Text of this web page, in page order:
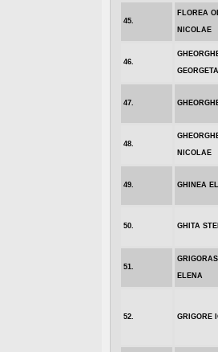
45.
FLOREA
NICOLAE
46.
GEORGETA
47.
48.
NICOLAE
49. GHINEA
50. GHITA
51.
ELENA
52. GRIGORE